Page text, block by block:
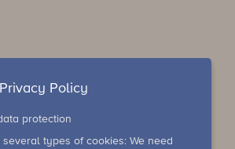
Policy
protection
types of cookies: We need